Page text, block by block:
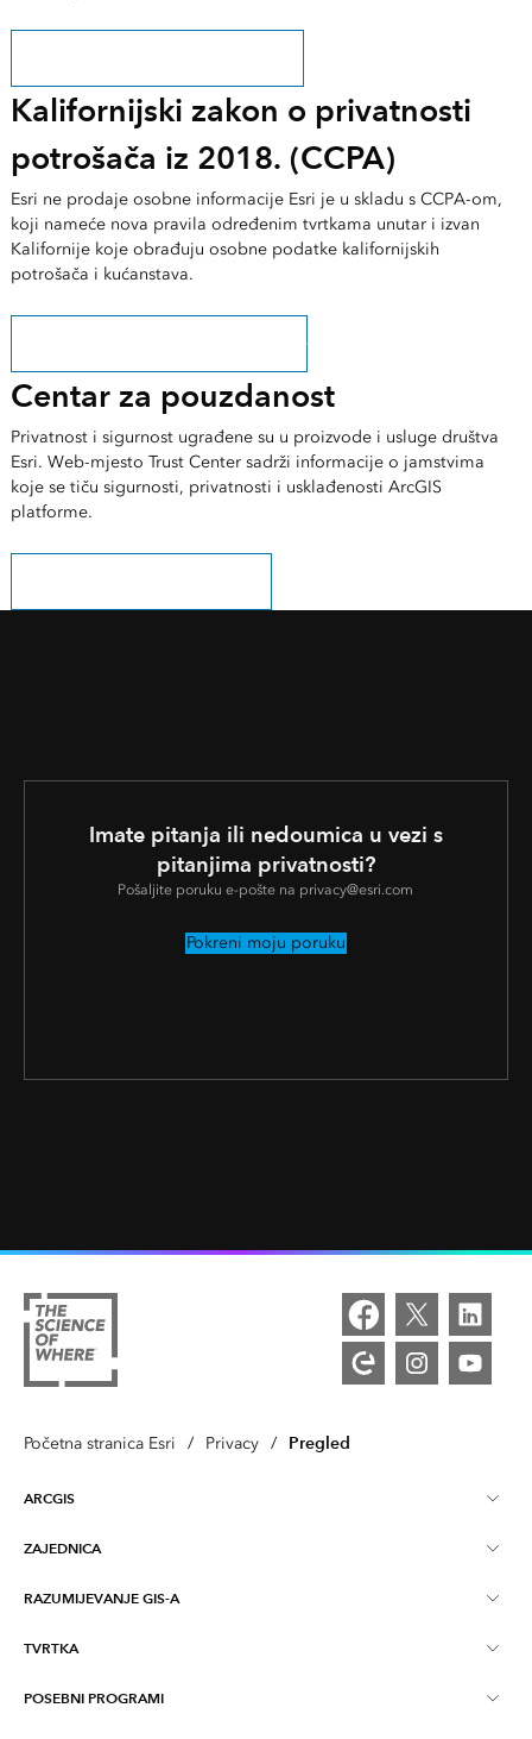
Kalifornijski zakon o privatnosti
potrošača iz 2018. (CCPA)
Esri ne prodaje osobne informacije Esri je u skladu s CCPA-om,
koji nameće nova pravila određenim tvrtkama unutar i izvan
Kalifornije koje obrađuju osobne podatke kalifornijskih
potrošača i kućanstava.
Saznajte kako se pridržavamo CCPA-e
Centar za pouzdanost
Privatnost i sigurnost ugrađene su u proizvode i usluge društva
Esri. Web-mjesto Trust Center sadrži informacije o jamstvima
koje se tiču sigurnosti, privatnosti i usklađenosti ArcGIS
platforme.
Imate pitanja ili nedoumica u vezi s
pitanjima privatnosti?
Pošaljite poruku e-pošte na privacy@esri.com
Pokreni moju poruku
Početna stranica Esri / Privacy / Pregled
ARCGIS
ArcGIS pregled
Kartiranje
ZAJEDNICA
Esri zajednica
Blog ArcGIS
RAZUMIJEVANJE GIS-A
Što je GIS?
Lokacijska inteligencija
TVRTKA
O tvrtki Esri
POSEBNI PROGRAMI